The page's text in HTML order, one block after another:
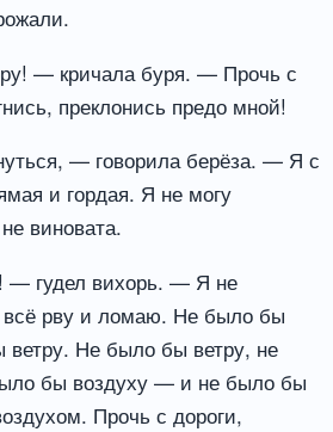
— кричала буря. — Прочь с
преклонись предо мной!
— говорила берёза. — Я с
и гордая. Я не могу
виновата.
— гудел вихорь. — Я не
всё рву и ломаю. Не было бы
ветру. Не было бы ветру, не
бы воздуху — и не было бы
Прочь с дороги,